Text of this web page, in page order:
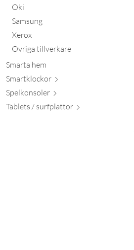
Oki
Samsung
Xerox
Övriga tillverkare
Smarta hem
Smartklockor
Spelkonsoler
Tablets / surfplattor